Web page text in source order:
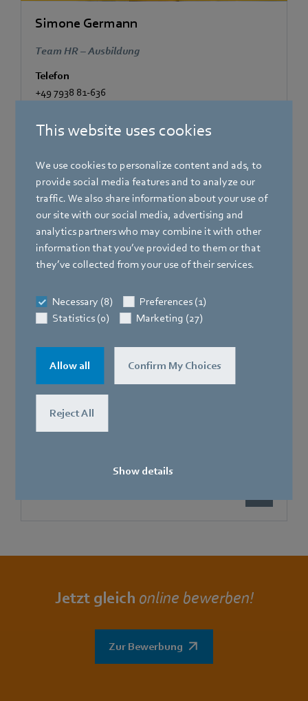
This website uses cookies
We use cookies to personalize content and ads, to
provide social media features and to analyze our
traffic. We also share information about your use of
our site with our social media, advertising and
analytics partners who may combine it with other
information that you’ve provided to them or that
they’ve collected from your use of their services.
Necessary (8)
Preferences (1)
Statistics (0)
Marketing (27)
Allow all Confirm My Choices
Reject All
Show details
Simone Germann
Team HR – Ausbildung
Telefon
+49 7938 81-636
St. Georgen
Team HR
Telefon
Jetzt gleich online bewerben!
Zur Bewerbung